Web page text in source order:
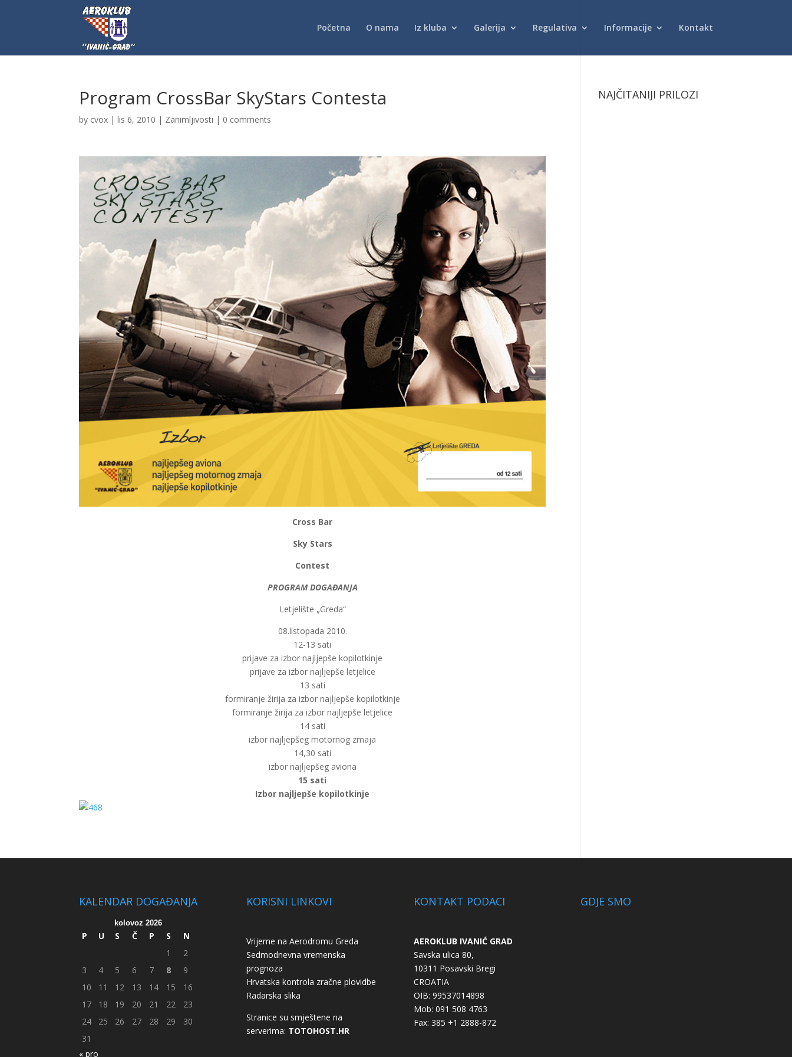
Početna O nama Iz kluba Galerija Regulativa Informacije Kontakt
Program CrossBar SkyStars Contesta
by cvox |lis 6, 2010 | Zanimljivosti | 0 comments
Cross Bar
Sky Stars
Contest
PROGRAM DOGAĐANJA
Letjelište „Greda“
08.listopada 2010.
12-13 sati
prijave za izbor najljepše kopilotkinje
prijave za izbor najljepše letjelice
13 sati
formiranje žirija za izbor najljepše kopilotkinje
formiranje žirija za izbor najljepše letjelice
14 sati
izbor najljepšeg motornog zmaja
14,30 sati
izbor najljepšeg aviona
15 sati
Izbor najljepše kopilotkinje
NAJČITANIJI PRILOZI
KALENDAR DOGAĐANJA
kolovoz 2026
P U S Č P S
N
1
2
3
4 5 6 7 8
9
10
11 12 13 14 15
16
17
18 19 20 21 22
23
24
25 26 27 28 29
30
31
« pro
KORISNI LINKOVI
Vrijeme na Aerodromu Greda
Sedmodnevna vremenska
prognoza
Hrvatska kontrola zračne plovidbe
Radarska slika
Stranice su smještene na
serverima: TOTOHOST.HR
KONTAKT PODACI
AEROKLUB IVANIĆ GRAD
Savska ulica 80,
10311 Posavski Bregi
CROATIA
OIB: 99537014898
Mob: 091 508 4763
Fax: 385 +1 2888-872
GDJE SMO